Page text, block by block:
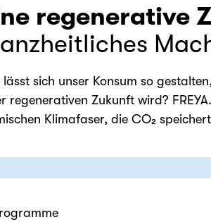
regenerative
lässt sich unser Konsum so
regenerativen Zukunft wird?
Klimafaser, die CO₂